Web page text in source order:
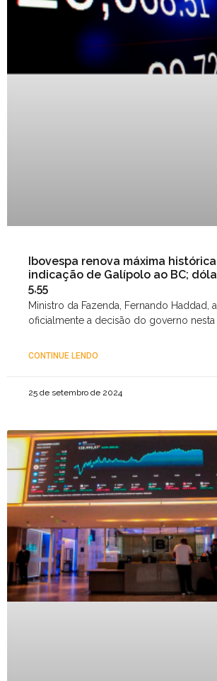
Ibovespa renova máxima
indicação de Galípolo ao BC;
5,55
Ministro da Fazenda, Fernando Haddad,
oficialmente a decisão do governo nesta
CONTINUE LENDO
25 de setembro de 2024